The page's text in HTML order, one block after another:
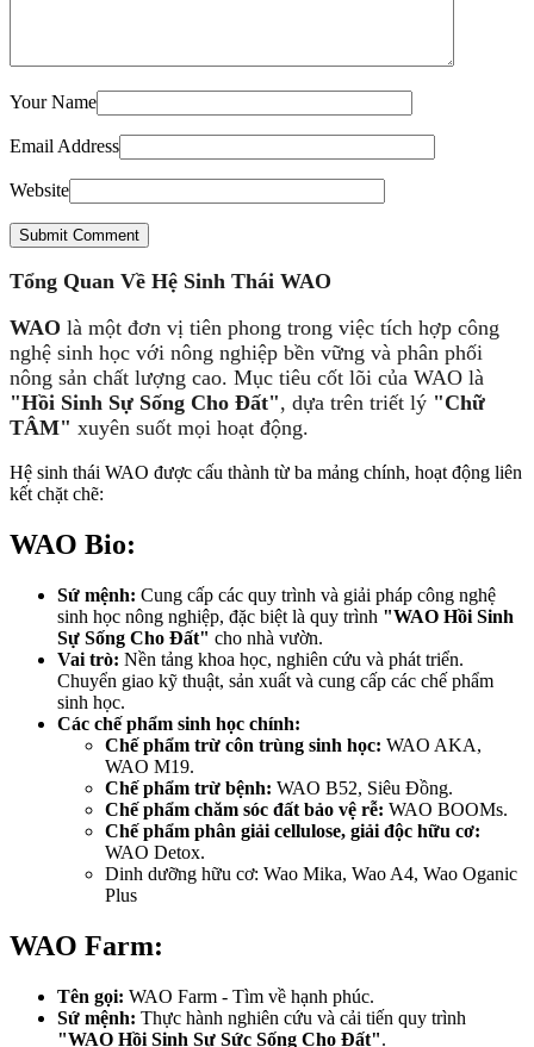
Your Name
Email Address
Website
Submit Comment
Tổng Quan Về Hệ Sinh Thái WAO
WAO là một đơn vị tiên phong trong việc tích hợp công
nghệ sinh học với nông nghiệp bền vững và phân phối
nông sản chất lượng cao. Mục tiêu cốt lõi của WAO là
"Hồi Sinh Sự Sống Cho Đất", dựa trên triết lý "Chữ
TÂM" xuyên suốt mọi hoạt động.
Hệ sinh thái WAO được cấu thành từ ba mảng chính, hoạt động liên
kết chặt chẽ:
WAO Bio:
Sứ mệnh: Cung cấp các quy trình và giải pháp công nghệ
sinh học nông nghiệp, đặc biệt là quy trình "WAO Hồi Sinh
Sự Sống Cho Đất" cho nhà vườn.
Vai trò: Nền tảng khoa học, nghiên cứu và phát triển.
Chuyển giao kỹ thuật, sản xuất và cung cấp các chế phẩm
sinh học.
Các chế phẩm sinh học chính:
Chế phẩm trừ côn trùng sinh học: WAO AKA,
WAO M19.
Chế phẩm trừ bệnh: WAO B52, Siêu Đồng.
Chế phẩm chăm sóc đất bảo vệ rễ: WAO BOOMs.
Chế phẩm phân giải cellulose, giải độc hữu cơ:
WAO Detox.
Dinh dưỡng hữu cơ: Wao Mika, Wao A4, Wao Oganic
Plus
WAO Farm:
Tên gọi: WAO Farm - Tìm về hạnh phúc.
Sứ mệnh: Thực hành nghiên cứu và cải tiến quy trình
"WAO Hồi Sinh Sự Sức Sống Cho Đất".